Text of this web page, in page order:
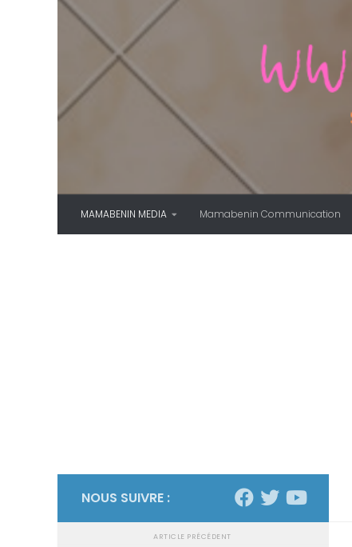
Skip to content
MAMABENIN MEDIA Mamabenin Communication
NOUS SUIVRE :
ARTICLE PRÉCÉDENT